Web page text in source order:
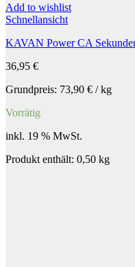
Add to wishlist
Schnellansicht
KAVAN Power CA
36,95 €
Grundpreis: 73,90 € /kg
Vorrätig
inkl. 19 % MwSt.
Produkt enthält: 0,50 kg